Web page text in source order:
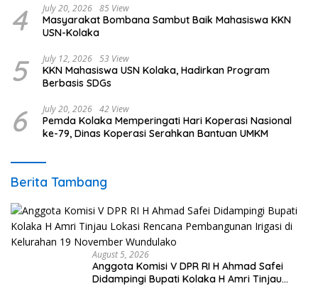
Wundulako
4 July 20, 2026 85 View
Masyarakat Bombana Sambut Baik Mahasiswa KKN
USN-Kolaka
5 July 12, 2026 53 View
KKN Mahasiswa USN Kolaka, Hadirkan Program
Berbasis SDGs
6 July 20, 2026 42 View
Pemda Kolaka Memperingati Hari Koperasi Nasional
ke-79, Dinas Koperasi Serahkan Bantuan UMKM
Berita Tambang
August 5, 2026
Anggota Komisi V DPR RI H Ahmad Safei
Didampingi Bupati Kolaka H Amri Tinjau